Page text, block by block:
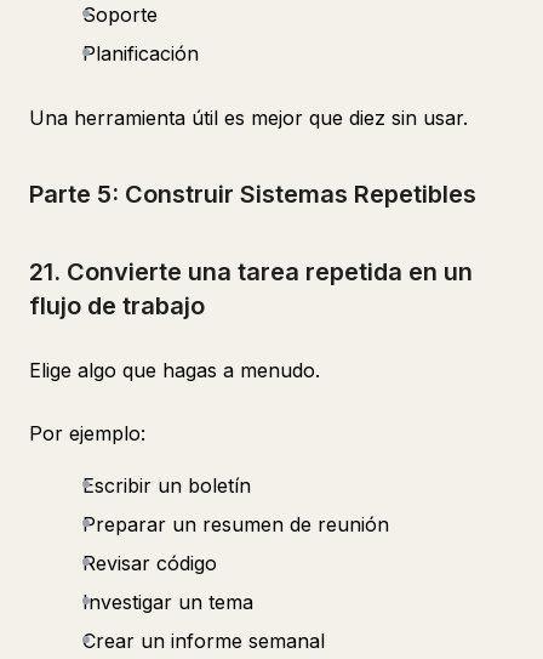
Soporte
Planificación
Una herramienta útil es mejor que diez sin usar.
Parte 5: Construir Sistemas Repetibles
21. Convierte una tarea repetida en un
flujo de trabajo
Elige algo que hagas a menudo.
Por ejemplo:
Escribir un boletín
Preparar un resumen de reunión
Revisar código
Investigar un tema
Crear un informe semanal